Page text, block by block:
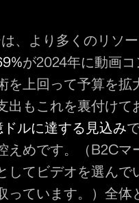
、より多くのリソ
が2024年に動画
を上回って予算を
もこれを裏付けて
ルに達する見込み
えめです。（B2Cマ
してビデオを選ん
っています。）全